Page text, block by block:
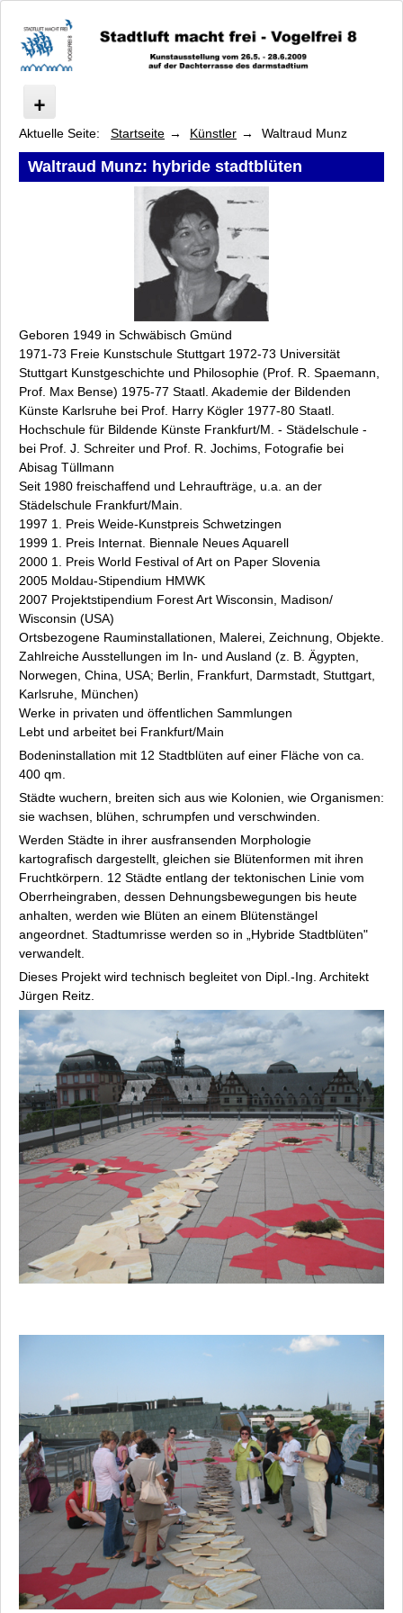
Vogelfrei
Ausstellung
Programm
Heike und Helmut Hahn
Nico Heyduck
Gabriele Juvan
Jens J. Meyer
Waltraud Munz
Susanne Schmitt
Anfahrt
Sponsoren
Archiv
Datenschutz
Impressum
Aktuelle Seite: Startseite Künstler Waltraud Munz
Waltraud Munz: hybride stadtblüten
Geboren 1949 in Schwäbisch Gmünd
1971-73 Freie Kunstschule Stuttgart 1972-73 Universität
Stuttgart Kunstgeschichte und Philosophie (Prof. R. Spaemann,
Prof. Max Bense) 1975-77 Staatl. Akademie der Bildenden
Künste Karlsruhe bei Prof. Harry Kögler 1977-80 Staatl.
Hochschule für Bildende Künste Frankfurt/M. - Städelschule -
bei Prof. J. Schreiter und Prof. R. Jochims, Fotografie bei
Abisag Tüllmann
Seit 1980 freischaffend und Lehraufträge, u.a. an der
Städelschule Frankfurt/Main.
1997 1. Preis Weide-Kunstpreis Schwetzingen
1999 1. Preis Internat. Biennale Neues Aquarell
2000 1. Preis World Festival of Art on Paper Slovenia
2005 Moldau-Stipendium HMWK
2007 Projektstipendium Forest Art Wisconsin, Madison/
Wisconsin (USA)
Ortsbezogene Rauminstallationen, Malerei, Zeichnung, Objekte.
Zahlreiche Ausstellungen im In- und Ausland (z. B. Ägypten,
Norwegen, China, USA; Berlin, Frankfurt, Darmstadt, Stuttgart,
Karlsruhe, München)
Werke in privaten und öffentlichen Sammlungen
Lebt und arbeitet bei Frankfurt/Main
Bodeninstallation mit 12 Stadtblüten auf einer Fläche von ca.
400 qm.
Städte wuchern, breiten sich aus wie Kolonien, wie Organismen:
sie wachsen, blühen, schrumpfen und verschwinden.
Werden Städte in ihrer ausfransenden Morphologie
kartografisch dargestellt, gleichen sie Blütenformen mit ihren
Fruchtkörpern. 12 Städte entlang der tektonischen Linie vom
Oberrheingraben, dessen Dehnungsbewegungen bis heute
anhalten, werden wie Blüten an einem Blütenstängel
angeordnet. Stadtumrisse werden so in „Hybride Stadtblüten"
verwandelt.
Dieses Projekt wird technisch begleitet von Dipl.-Ing. Architekt
Jürgen Reitz.